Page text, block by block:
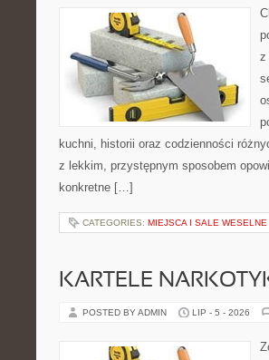
z
kuchni, historii oraz codzienności
z lekkim, przystępnym sposobem
konkretne […]
CATEGORIES: MIEJSCA I SALE WESELNE
KARTELE
POSTED BY ADMIN LIP - 5 - 2026